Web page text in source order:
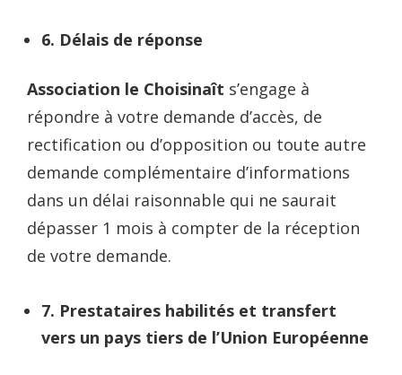
6. Délais de réponse
Association le Choisinaît s’engage à
répondre à votre demande d’accès, de
rectification ou d’opposition ou toute autre
demande complémentaire d’informations
dans un délai raisonnable qui ne saurait
dépasser 1 mois à compter de la réception
de votre demande.
7. Prestataires habilités et transfert
vers un pays tiers de l’Union Européenne